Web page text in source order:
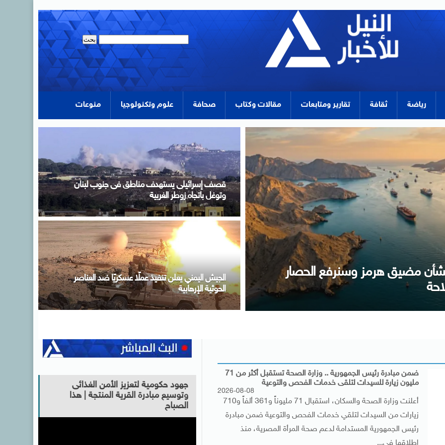
رياضة ثقافة تقارير ومتابعات مقالات وكتاب صحافة علوم وتكنولوجيا منوعات
الحكومية خلال يوليو الماضي
مكتب التنسيق: غدًا الأحد آخر موعد لتسجيل رغبات
المرحلة الأولى للتنسيق الإلكترونى
التحالف الوطني يطلق المرحلة الثالثة من مبادرة “إيد
واحدة” .. ويستهدف خدمة 3 ملايين مستفيد خلال
أغسطس
ضمن مبادرة رئيس الجمهورية .. وزارة الصحة تستقبل أكثر من 71
مليون زيارة للسيدات لتلقى خدمات الفحص والتوعية
2026-08-08
أعلنت وزارة الصحة والسكان، استقبال 71 مليوناً و361 ألفاً و710
زيارات من السيدات لتلقي خدمات الفحص والتوعية ضمن مبادرة
رئيس الجمهورية المستدامة لدعم صحة المرأة المصرية، منذ
إطلاقها في...
جهود حكومية لتعزيز الأمن الغذائى
وتوسيع مبادرة القرية المنتجة | هذا
الصباح